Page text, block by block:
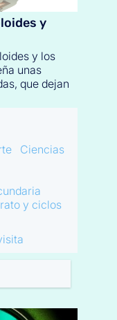
y
y los
unas
que dejan
Ciencias
y ciclos